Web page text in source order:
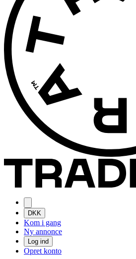
DKK
Kom i gang
Ny annonce
Log ind
Opret konto